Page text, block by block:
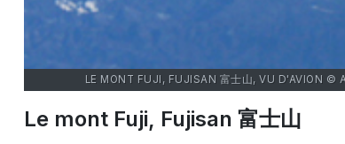
LE MONT FUJI, FUJISAN 富士山, VU D'AVION ©
Le mont Fuji, Fujisan 富士山